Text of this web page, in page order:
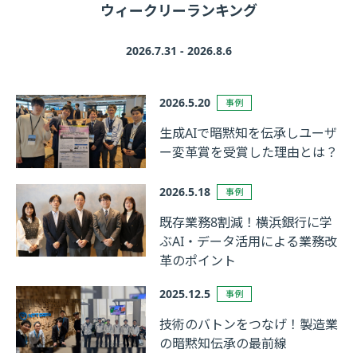
ウィークリーランキング
2026.7.31 - 2026.8.6
2026.5.20 事例
生成AIで暗黙知を伝承しユーザ
ー変革賞を受賞した理由とは？
2026.5.18 事例
既存業務8割減！横浜銀行に学
ぶAI・データ活用による業務改
革のポイント
2025.12.5 事例
技術のバトンをつなげ！製造業
の暗黙知伝承の最前線